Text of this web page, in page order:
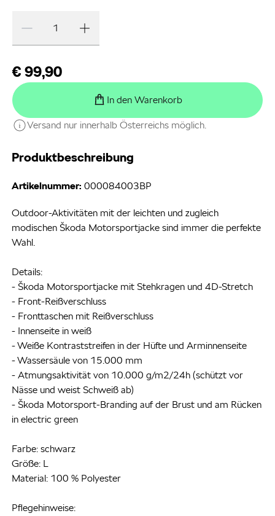
Produktbeschreibung
Artikelnummer: 000084003BP
Outdoor-Aktivitäten mit der leichten und zugleich
modischen Škoda Motorsportjacke sind immer die perfekte
Wahl.
Details:
- Škoda Motorsportjacke mit Stehkragen und 4D-Stretch
- Front-Reißverschluss
- Fronttaschen mit Reißverschluss
- Innenseite in weiß
- Weiße Kontraststreifen in der Hüfte und Arminnenseite
- Wassersäule von 15.000 mm
- Atmungsaktivität von 10.000 g/m2/24h (schützt vor
Nässe und weist Schweiß ab)
- Škoda Motorsport-Branding auf der Brust und am Rücken
in electric green
Farbe: schwarz
Größe: L
Material: 100 % Polyester
Pflegehinweise:
€ 99,90
In den Warenkorb
Versand nur innerhalb Österreichs möglich.